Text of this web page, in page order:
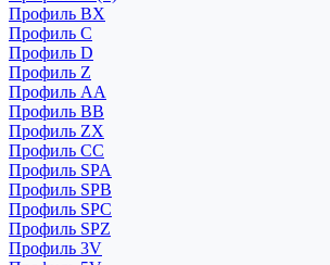
Профиль BX
Профиль C
Профиль D
Профиль Z
Профиль АА
Профиль BB
Профиль ZX
Профиль CC
Профиль SPA
Профиль SPB
Профиль SPC
Профиль SPZ
Профиль 3V